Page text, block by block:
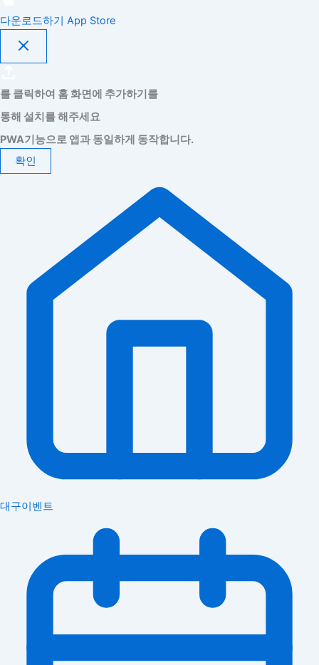
다운로드하기 App Store
를 클릭하여 홈 화면에 추가하기를
통해 설치를 해주세요
PWA기능으로 앱과 동일하게 동작합니다.
확인
대구이벤트